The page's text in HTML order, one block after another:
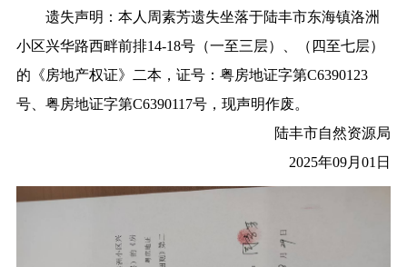
遗失声明：本人周素芳遗失坐落于陆丰市东海镇洛洲
小区兴华路西畔前排14-18号（一至三层）、（四至七层）
的《房地产权证》二本，证号：粤房地证字第C6390123
号、粤房地证字第C6390117号，现声明作废。
陆丰市自然资源局
2025年09月01日